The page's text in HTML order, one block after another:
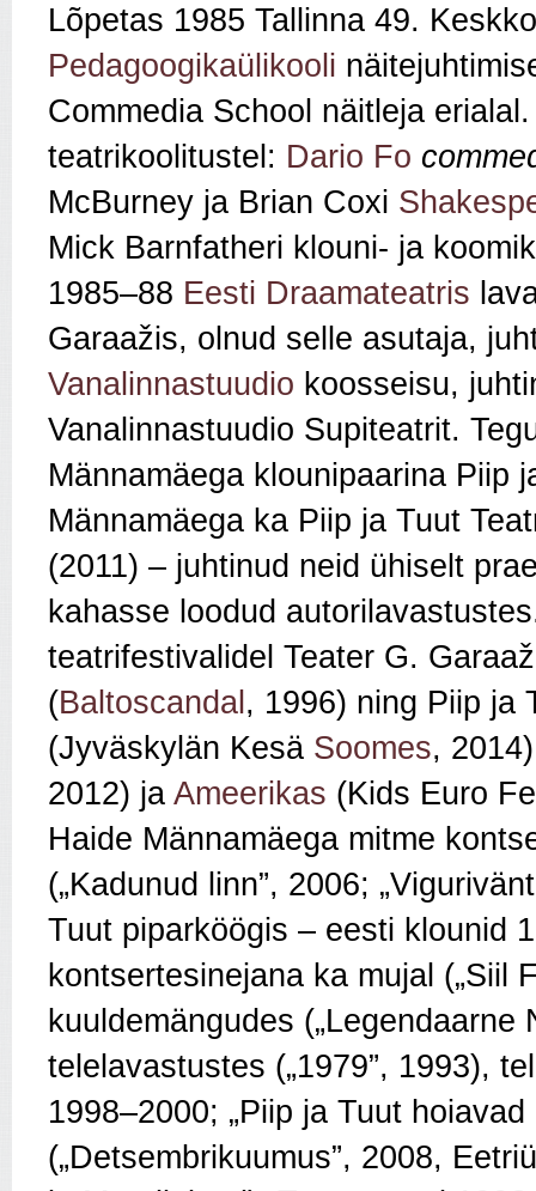
Lõpetas 1985 Tallinna 49.
Pedagoogikaülikooli
Commedia School näitleja
teatrikoolitustel: Dario Fo
McBurney ja Brian Coxi
Mick Barnfatheri klouni- ja
1985–88 Eesti Draamateatris
Garaažis, olnud selle asutaja,
Vanalinnastuudio koosseisu,
Vanalinnastuudio Supiteatrit.
Männamäega klounipaarina Piip
Männamäega ka Piip ja Tuut
(2011) – juhtinud neid ühiselt
kahasse loodud
teatrifestivalidel Teater G.
(Baltoscandal , 1996) ning Piip ja
(Jyväskylän Kesä Soomes,
2012) ja Ameerikas (Kids Euro
Haide Männamäega mitme
(„Kadunud linn”, 2006;
Tuut piparköögis – eesti klounid
kontsertesinejana ka mujal („Siil
kuuldemängudes („Legendaarne
telelavastustes („1979”, 1993),
1998–2000; „Piip ja Tuut
(„Detsembrikuumus”, 2008,